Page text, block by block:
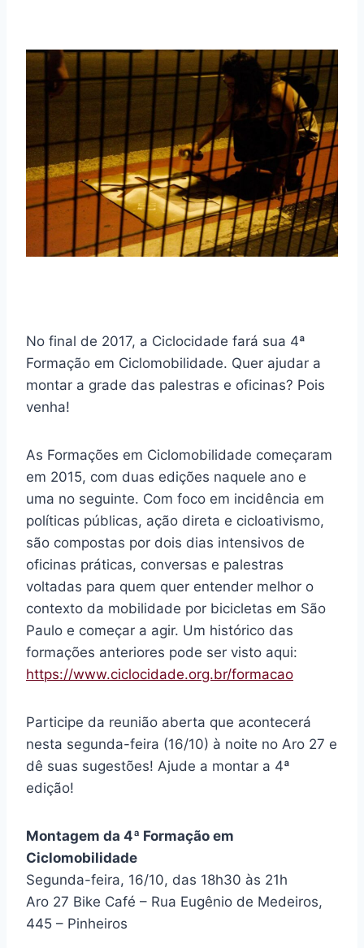
No final de 2017, a Ciclocidade fará sua 4ª
Formação em Ciclomobilidade. Quer ajudar a
montar a grade das palestras e oficinas? Pois
venha!
As Formações em Ciclomobilidade começaram
em 2015, com duas edições naquele ano e
uma no seguinte. Com foco em incidência em
políticas públicas, ação direta e cicloativismo,
são compostas por dois dias intensivos de
oficinas práticas, conversas e palestras
voltadas para quem quer entender melhor o
contexto da mobilidade por bicicletas em São
Paulo e começar a agir. Um histórico das
formações anteriores pode ser visto aqui:
https://www.ciclocidade.org.br/formacao
Participe da reunião aberta que acontecerá
nesta segunda-feira (16/10) à noite no Aro 27 e
dê suas sugestões! Ajude a montar a 4ª
edição!
Montagem da 4ª Formação em
Ciclomobilidade
Segunda-feira, 16/10, das 18h30 às 21h
Aro 27 Bike Café – Rua Eugênio de Medeiros,
445 – Pinheiros